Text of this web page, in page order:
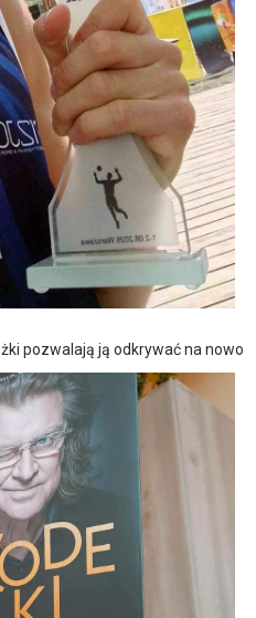
pozwalają ją odkrywać na nowo